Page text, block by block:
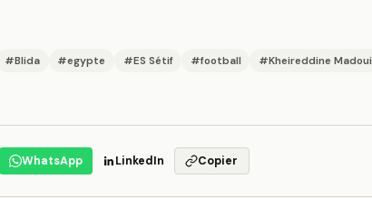
#Blida #egypte #ES Sétif #football #Kheireddine Madoui
WhatsApp LinkedIn Copier